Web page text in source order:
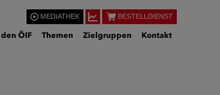
MEDIATHEK BESTELLDIENST
ÖIF Themen Zielgruppen Kontakt